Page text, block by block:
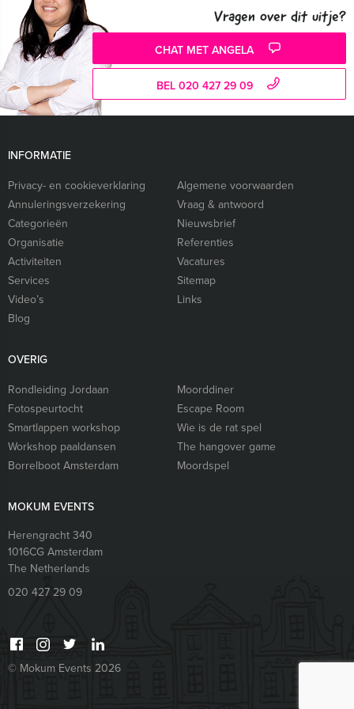
Vragen over dit uitje?
CHAT MET ANGELA
BEL 020 427 29 09
INFORMATIE
Privacy- en cookieverklaring
Algemene voorwaarden
Annuleringsverzekering
Vraag & antwoord
Categorieën
Nieuwsbrief
Organisatie
Referenties
Activiteiten
Vacatures
Services
Sitemap
Video’s
Links
Blog
OVERIG
Rondleiding Jordaan
Moorddiner
Fotospeurtocht
Escape Room
Smartlappen workshop
Wie is de rat spel
Workshop paaldansen
The hangover game
Borrelboot Amsterdam
Moordspel
MOKUM EVENTS
Herengracht 340
1016CG Amsterdam
The Netherlands
020 427 29 09
© Mokum Events 2026